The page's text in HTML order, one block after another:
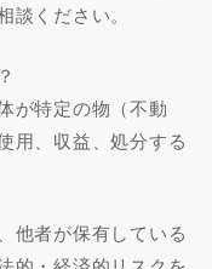
ください。
が特定の物（不動
用、収益、処分する
他者が保有している